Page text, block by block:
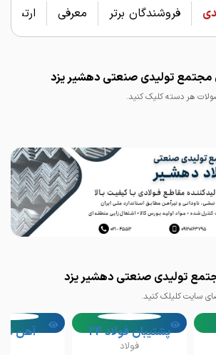
فروشندگان برتر معرفی ارتباط
تولیدی صنعتی دهشیر یزد
هر دسته کلیک کنید.
تولیدی صنعتی دهشیر یزد
سایت کلیلک کنید.
پشتیبان فولاد 24
فولاد
آهن